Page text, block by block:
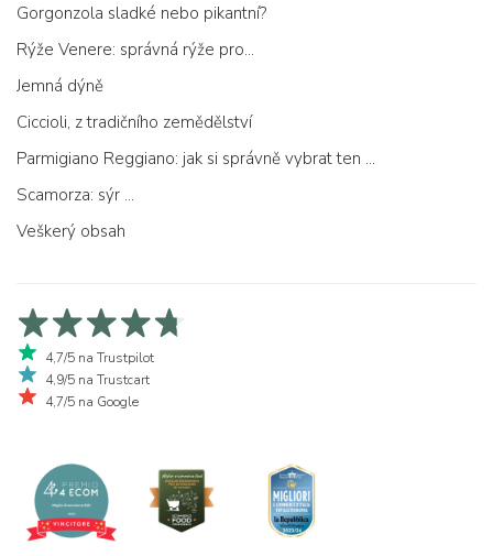
Gorgonzola sladké nebo pikantní?
Rýže Venere: správná rýže pro...
Jemná dýně
Ciccioli, z tradičního zemědělství
Parmigiano Reggiano: jak si správně vybrat ten pravý
Scamorza: sýr ...
Veškerý obsah
4,7/5 na Trustpilot
4,9/5 na Trustcart
4,7/5 na Google